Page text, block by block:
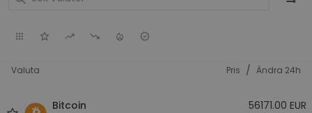
Valuta Pris / Ändra 24h
Bitcoin
56171.00 EUR